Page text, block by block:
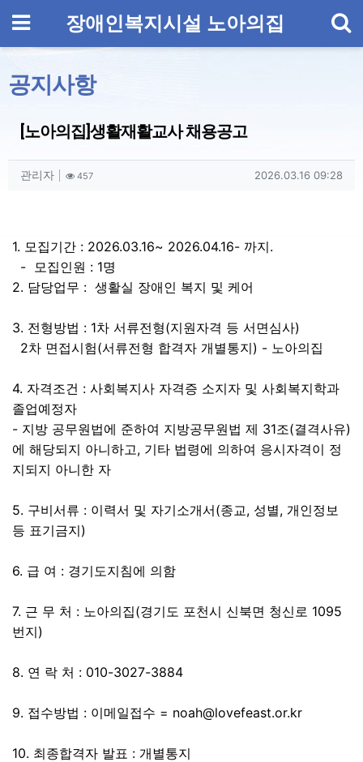
메뉴 장애인복지시설 노아의집
공지사항
[노아의집]생활재활교사 채용공고
작성자 정보
관리자 작성457조회 작성일
2026.03.16 09:28
본문
1. 모집기간 : 2026.03.16~ 2026.04.16- 까지.
- 모집인원 : 1명
2. 담당업무 : 생활실 장애인 복지 및 케어
3. 전형방법 : 1차 서류전형(지원자격 등 서면심사)
2차 면접시험(서류전형 합격자 개별통지) - 노아의집
4. 자격조건 : 사회복지사 자격증 소지자 및 사회복지학과
졸업예정자
- 지방 공무원법에 준하여 지방공무원법 제 31조(결격사유)
에 해당되지 아니하고, 기타 법령에 의하여 응시자격이 정
지되지 아니한 자
5. 구비서류 : 이력서 및 자기소개서(종교, 성별, 개인정보
등 표기금지)
6. 급 여 : 경기도지침에 의함
7. 근 무 처 : 노아의집(경기도 포천시 신북면 청신로 1095
번지)
8. 연 락 처 : 010-3027-3884
9. 접수방법 : 이메일접수 = noah@lovefeast.or.kr
10. 최종합격자 발표 : 개별통지